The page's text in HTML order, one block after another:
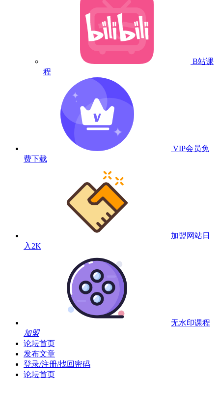
B站课
程
VIP会员免
费下载
加盟网站日
入2K
无水印课程
加盟
论坛首页
发布文章
登录/注册/找回密码
论坛首页